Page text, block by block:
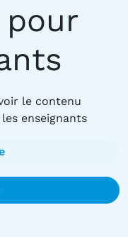
pour
le contenu
enseignants